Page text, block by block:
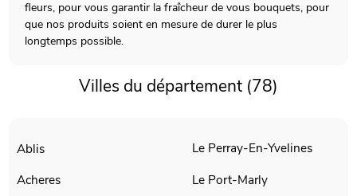
fleurs, pour vous garantir la fraîcheur de vous bouquets, pour
que nos produits soient en mesure de durer le plus
longtemps possible.
Villes du département (78)
Ablis
Acheres
Le Perray-En-Yvelines
Le Port-Marly